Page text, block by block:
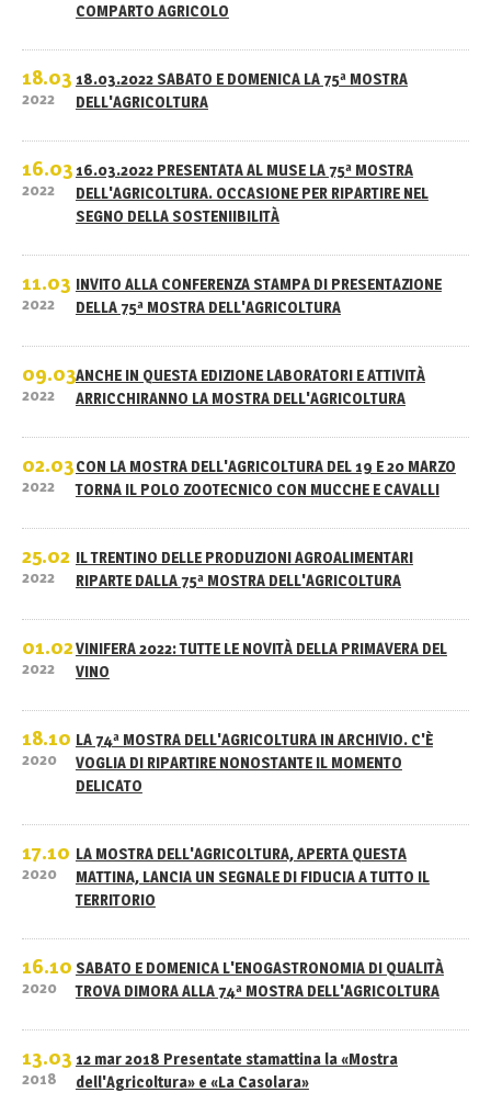
COMPARTO AGRICOLO
18.03
2022
18.03.2022 SABATO E DOMENICA LA 75ª MOSTRA
DELL'AGRICOLTURA
16.03
2022
16.03.2022 PRESENTATA AL MUSE LA 75ª MOSTRA
DELL'AGRICOLTURA. OCCASIONE PER RIPARTIRE NEL
SEGNO DELLA SOSTENIIBILITÀ
11.03
2022
INVITO ALLA CONFERENZA STAMPA DI PRESENTAZIONE
DELLA 75ª MOSTRA DELL'AGRICOLTURA
09.03
2022
ANCHE IN QUESTA EDIZIONE LABORATORI E ATTIVITÀ
ARRICCHIRANNO LA MOSTRA DELL'AGRICOLTURA
02.03
2022
CON LA MOSTRA DELL'AGRICOLTURA DEL 19 E 20 MARZO
TORNA IL POLO ZOOTECNICO CON MUCCHE E CAVALLI
25.02
2022
IL TRENTINO DELLE PRODUZIONI AGROALIMENTARI
RIPARTE DALLA 75ª MOSTRA DELL'AGRICOLTURA
01.02
2022
VINIFERA 2022: TUTTE LE NOVITÀ DELLA PRIMAVERA DEL
VINO
18.10
2020
LA 74ª MOSTRA DELL'AGRICOLTURA IN ARCHIVIO. C'È
VOGLIA DI RIPARTIRE NONOSTANTE IL MOMENTO
DELICATO
17.10
2020
LA MOSTRA DELL'AGRICOLTURA, APERTA QUESTA
MATTINA, LANCIA UN SEGNALE DI FIDUCIA A TUTTO IL
TERRITORIO
16.10
2020
SABATO E DOMENICA L'ENOGASTRONOMIA DI QUALITÀ
TROVA DIMORA ALLA 74ª MOSTRA DELL'AGRICOLTURA
13.03
2018
12 mar 2018 Presentate stamattina la «Mostra
dell'Agricoltura» e «La Casolara»